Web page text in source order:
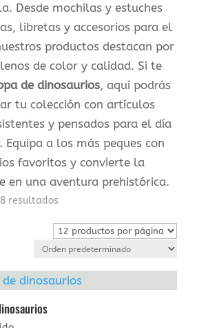
Desde mochilas y estuches
libretas y accesorios para el
productos destacan por
de color y calidad. Si te
de dinosaurios, aquí podrás
tu colección con artículos
y pensados para el día
Equipa a los más peques con
favoritos y convierte la
en una aventura prehistórica.
resultados